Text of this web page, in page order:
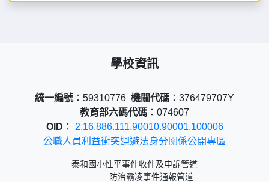
學校資訊
統一編號 ：59310776 機關代碼 ：376479707Y
教育部六碼代碼 ：074607
OID ： 2.16.886.111.90010.90001.100006
公職人員利益衝突迴避法身分關係公開專區
泰和國小性平事件收件及申訴管道
防治霸凌事件通報管道